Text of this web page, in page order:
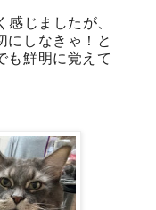
じましたが、
にしなきゃ！と
も鮮明に覚えて